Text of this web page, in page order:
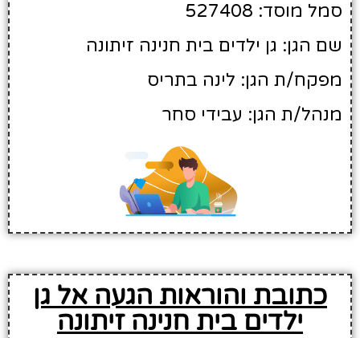
סמל מוסד: 527408
שם הגן: גן ילדים בית חנינה זיתונה
מפקח/ת הגן: לינה בתריס
מנהל/ת הגן: עבידי סחר
כתובת והוראות הגעה אל גן
ילדים בית חנינה זיתונה